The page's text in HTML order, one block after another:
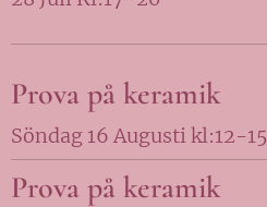
Prova på keramik
Söndag 16 Augusti kl:12-15
Prova på keramik